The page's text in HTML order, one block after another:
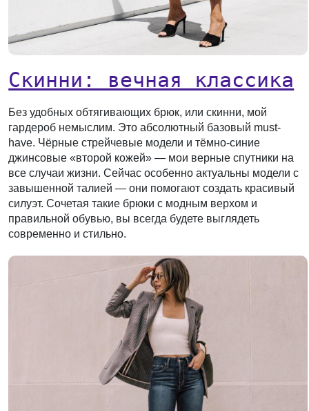
Скинни: вечная классика
Без удобных обтягивающих брюк, или скинни, мой
гардероб немыслим. Это абсолютный базовый must-
have. Чёрные стрейчевые модели и тёмно-синие
джинсовые «второй кожей» — мои верные спутники на
все случаи жизни. Сейчас особенно актуальны модели с
завышенной талией — они помогают создать красивый
силуэт. Сочетая такие брюки с модным верхом и
правильной обувью, вы всегда будете выглядеть
современно и стильно.